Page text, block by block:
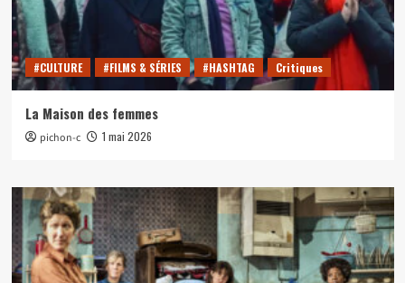
#CULTURE #FILMS & SÉRIES #HASHTAG Critiques
La Maison des femmes
pichon-c 1 mai 2026